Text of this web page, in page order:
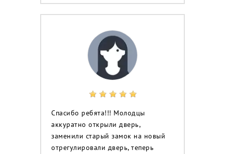
Спасибо ребята!!! Молодцы
аккуратно открыли дверь,
заменили старый замок на новый
отрегулировали дверь, теперь